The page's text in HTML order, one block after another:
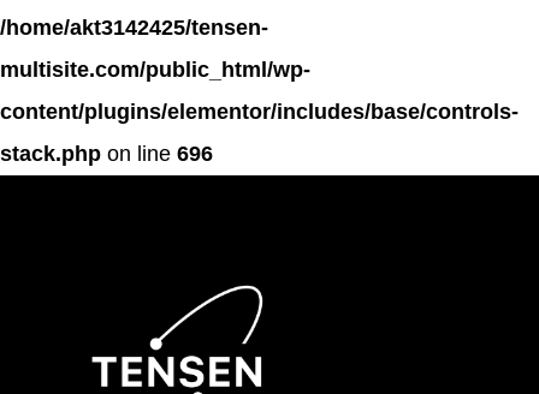
/home/akt3142425/tensen-
multisite.com/public_html/wp-
content/plugins/elementor/includes/base/controls-
stack.php on line 696